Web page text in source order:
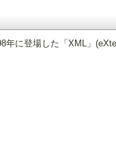
年に登場した「XML」